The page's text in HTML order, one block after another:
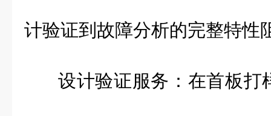
计验证到故障分析的完整特性
设计验证服务：在首板打